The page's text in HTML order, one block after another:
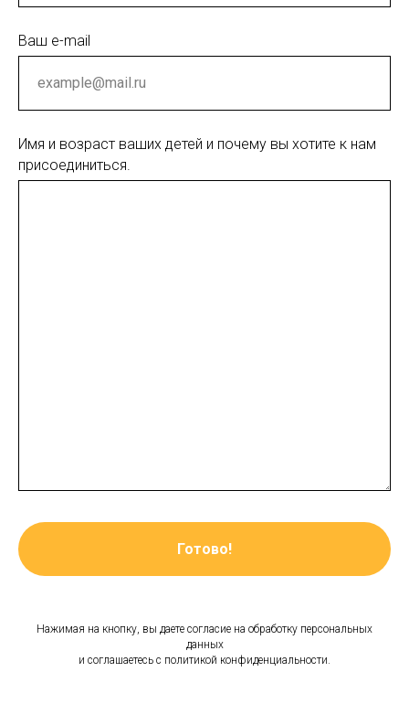
Ваш e-mail
Имя и возраст ваших детей и почему вы хотите к нам
присоединиться.
Готово!
Нажимая на кнопку, вы даете согласие на обработку персональных
данных
и соглашаетесь c политикой конфиденциальности.